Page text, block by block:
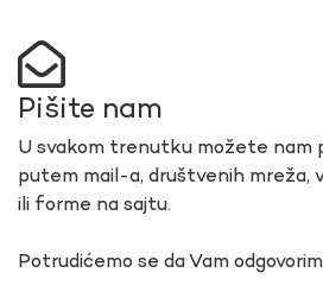
Pišite nam
U svakom trenutku možete nam
putem mail-a, društvenih mreža,
ili forme na sajtu.
Potrudićemo se da Vam